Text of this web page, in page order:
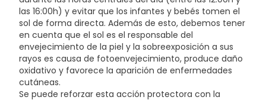
las 16:00h) y evitar que los infantes y bebés tomen el
sol de forma directa. Además de esto, debemos tener
en cuenta que el sol es el responsable del
envejecimiento de la piel y la sobreexposición a sus
rayos es causa de fotoenvejecimiento, produce daño
oxidativo y favorece la aparición de enfermedades
cutáneas.
Se puede reforzar esta acción protectora con la